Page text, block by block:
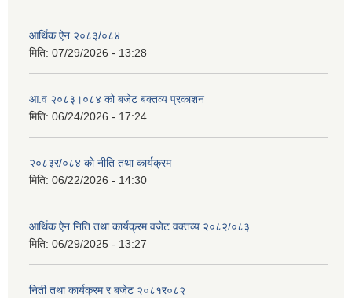
आर्थिक ऐन २०८३/०८४
मिति: 07/29/2026 - 13:28
आ.व २०८३।०८४ को बजेट बक्तव्य प्रकाशन
मिति: 06/24/2026 - 17:24
२०८३र/०८४ को नीति तथा कार्यक्रम
मिति: 06/22/2026 - 14:30
आर्थिक ऐन निति तथा कार्यक्रम वजेट वक्तव्य २०८२/०८३
मिति: 06/29/2025 - 13:27
निती तथा कार्यक्रम र बजेट २०८१र०८२